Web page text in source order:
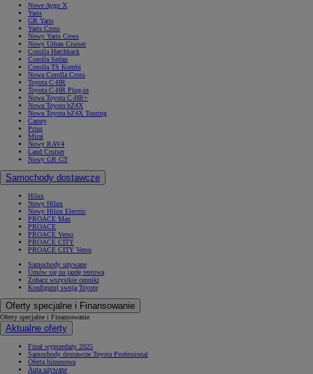
Nowe Aygo X
Yaris
GR Yaris
Yaris Cross
Nowy Yaris Cross
Nowy Urban Cruiser
Corolla Hatchback
Corolla Sedan
Corolla TS Kombi
Nowa Corolla Cross
Toyota C-HR
Toyota C-HR Plug-in
Nowa Toyota C-HR+
Nowa Toyota bZ4X
Nowa Toyota bZ4X Touring
Camry
Prius
Mirai
Nowy RAV4
Land Cruiser
Nowy GR GT
Samochody dostawcze
Hilux
Nowy Hilux
Nowy Hilux Electric
PROACE Max
PROACE
PROACE Verso
PROACE CITY
PROACE CITY Verso
Samochody używane
Umów się na jazdę testową
Zobacz wszystkie cenniki
Konfiguruj swoją Toyotę
Oferty specjalne i Finansowanie
Oferty specjalne i Finansowanie
Aktualne oferty
Finał wyprzedaży 2025
Samochody dostawcze Toyota Professional
Oferta biznesowa
Auta używane